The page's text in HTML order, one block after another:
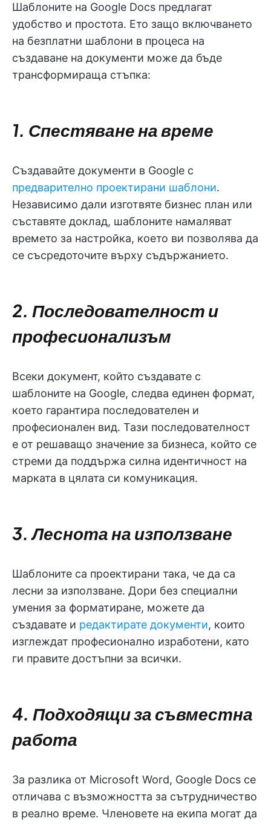
Шаблоните на Google Docs предлагат
удобство и простота. Ето защо включването
на безплатни шаблони в процеса на
създаване на документи може да бъде
трансформираща стъпка:
1. Спестяване на време
Създавайте документи в Google с
предварително проектирани шаблони.
Независимо дали изготвяте бизнес план или
съставяте доклад, шаблоните намаляват
времето за настройка, което ви позволява да
се съсредоточите върху съдържанието.
2. Последователност и
професионализъм
Всеки документ, който създавате с
шаблоните на Google, следва единен формат,
което гарантира последователен и
професионален вид. Тази последователност
е от решаващо значение за бизнеса, който се
стреми да поддържа силна идентичност на
марката в цялата си комуникация.
3. Леснота на използване
Шаблоните са проектирани така, че да са
лесни за използване. Дори без специални
умения за форматиране, можете да
създавате и редактирате документи, които
изглеждат професионално изработени, като
ги правите достъпни за всички.
4. Подходящи за съвместна
работа
За разлика от Microsoft Word, Google Docs се
отличава с възможността за сътрудничество
в реално време. Членовете на екипа могат да